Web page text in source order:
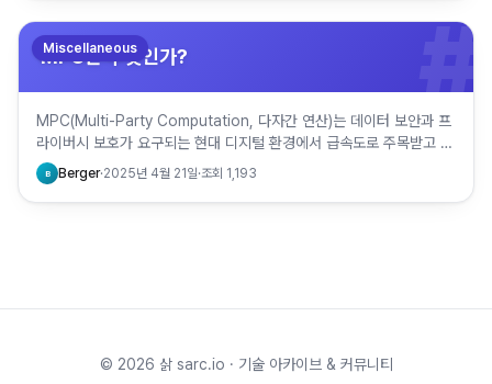
MPC란 무엇인가? #
Miscellaneous
MPC(Multi-Party Computation, 다자간 연산)는 데이터 보안과 프
라이버시 보호가 요구되는 현대 디지털 환경에서 급속도로 주목받고 있
는 암호 기술이다. 특히, 신뢰할 수 없는 환경…
B Berger·2025년 4월 21일·조회 1,193
© 2026 삵 sarc.io · 기술 아카이브 & 커뮤니티